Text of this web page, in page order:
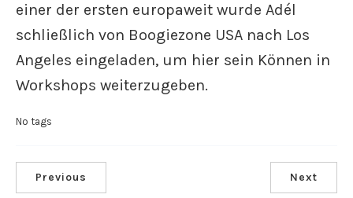
einer der ersten europaweit wurde Adél
schließlich von Boogiezone USA nach Los
Angeles eingeladen, um hier sein Können in
Workshops weiterzugeben.
No tags
Previous Next